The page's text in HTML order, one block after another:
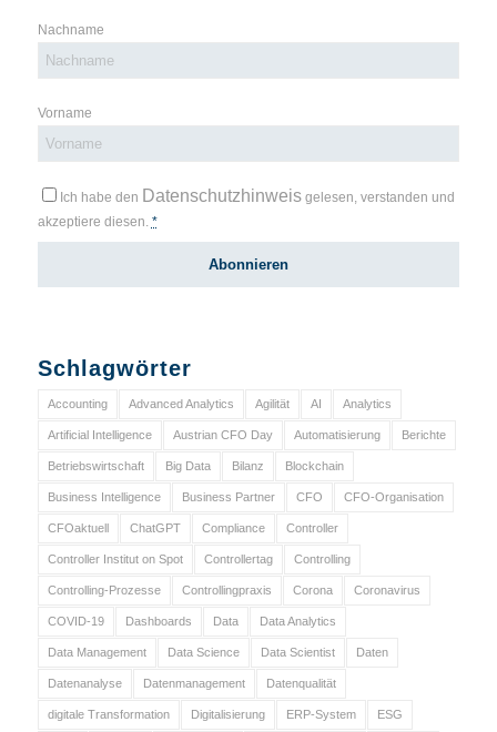
Nachname
Vorname
Ich habe den Datenschutzhinweisgelesen, verstanden und
akzeptiere diesen. *
Schlagwörter
Accounting Advanced Analytics Agilität AI Analytics
Artificial Intelligence Austrian CFO Day Automatisierung Berichte
Betriebswirtschaft Big Data Bilanz Blockchain
Business Intelligence Business Partner CFO CFO-Organisation
CFOaktuell ChatGPT Compliance Controller
Controller Institut on Spot Controllertag Controlling
Controlling-Prozesse Controllingpraxis Corona Coronavirus
COVID-19 Dashboards Data Data Analytics
Data Management Data Science Data Scientist Daten
Datenanalyse Datenmanagement Datenqualität
digitale Transformation Digitalisierung ERP-System ESG